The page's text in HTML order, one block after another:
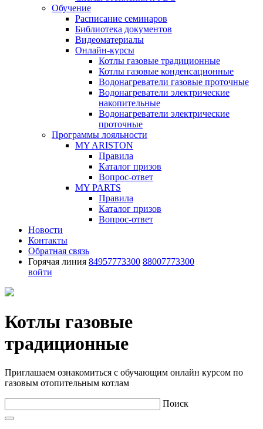
Обучение
Расписание семинаров
Библиотека документов
Видеоматериалы
Онлайн-курсы
Котлы газовые традиционные
Котлы газовые конденсационные
Водонагреватели газовые проточные
Водонагреватели электрические
накопительные
Водонагреватели электрические
проточные
Программы лояльности
MY ARISTON
Правила
Каталог призов
Вопрос-ответ
MY PARTS
Правила
Каталог призов
Вопрос-ответ
Новости
Контакты
Обратная связь
Горячая линия 84957773300 88007773300
войти
Котлы газовые
традиционные
Приглашаем ознакомиться с обучающим онлайн курсом по
газовым отопительным котлам
Поиск